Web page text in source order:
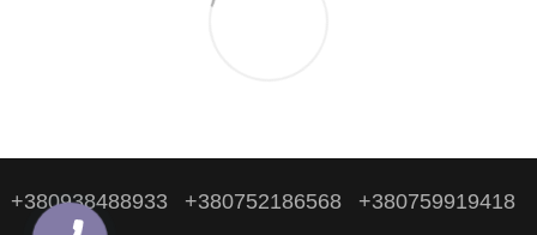
+380938488933 +380752186568 +380759919418